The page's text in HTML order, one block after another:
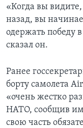
«Когда вы
назад, вы
одержать победу
сказал он.
Ранее
борту самолета
«очень жестко
НАТО, сообщив
свою часть